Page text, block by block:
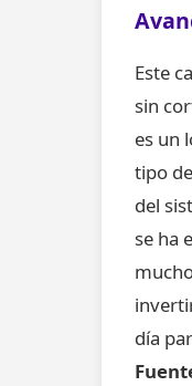
Este
sin
es un
tipo
del
se ha
día